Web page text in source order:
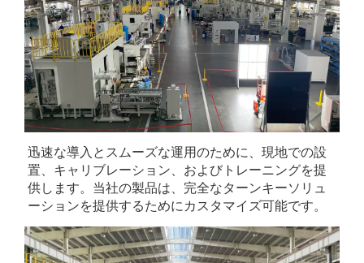
迅速な導入とスムーズな運用のために、現地での設
置、キャリブレーション、およびトレーニングを提
供します。当社の製品は、完全なターンキーソリュ
ーションを提供するためにカスタマイズ可能です。